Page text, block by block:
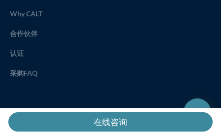
Why CALT
合作伙伴
认证
采购FAQ
版权所有 © 2021 上海齐屹机电设备有限公司
在线咨询